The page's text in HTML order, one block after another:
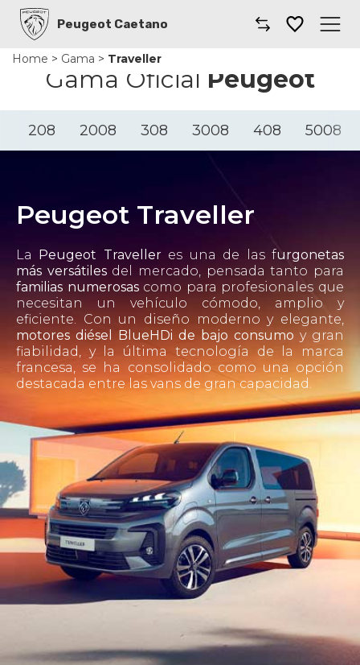
Peugeot Caetano
Comprar un coche
Gama
Renting
Coches por suscripción
Dónde encontrarnos
Home > Gama > Traveller
Gama Oficial Peugeot
208 2008 308 3008 408 5008
Peugeot Traveller
La Peugeot Travelleres una de las furgonetas
más versátilesdel mercado, pensada tanto para
familias numerosascomo para profesionales que
necesitan un vehículo cómodo, amplio y
eficiente. Con un diseño moderno y elegante,
motores diésel BlueHDi de bajo consumo y gran
fiabilidad, y la última tecnología de la marca
francesa, se ha consolidado como una opción
destacada entre las vans de gran capacidad.